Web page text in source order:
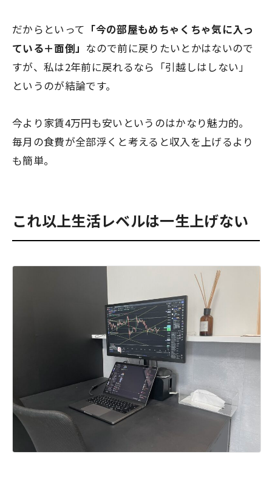
だからといって 「今の部屋もめちゃくちゃ気に入っ
ている＋面倒」 なので前に戻りたいとかはないので
すが、私は2年前に戻れるなら「引越しはしない」
というのが結論です。
今より家賃4万円も安いというのはかなり魅力的。
毎月の食費が全部浮くと考えると収入を上げるより
も簡単。
これ以上生活レベルは一生上げない